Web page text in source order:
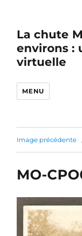
La chute
environs :
virtuelle
MENU
Image précédente
MO-